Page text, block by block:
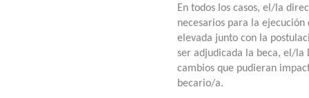
En todos los casos, el/la
necesarios para la
elevada junto con la
ser adjudicada la beca, el/
cambios que pudieran
becario/a.